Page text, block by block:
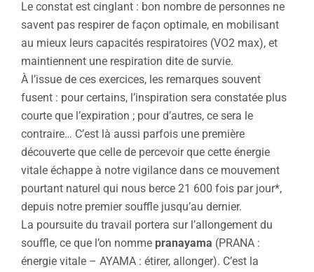
Le constat est cinglant : bon nombre de personnes ne
savent pas respirer de façon optimale, en mobilisant
au mieux leurs capacités respiratoires (VO2 max), et
maintiennent une respiration dite de survie.
À l’issue de ces exercices, les remarques souvent
fusent : pour certains, l’inspiration sera constatée plus
courte que l’expiration ; pour d’autres, ce sera le
contraire… C’est là aussi parfois une première
découverte que celle de percevoir que cette énergie
vitale échappe à notre vigilance dans ce mouvement
pourtant naturel qui nous berce 21 600 fois par jour*,
depuis notre premier souffle jusqu’au dernier.
La poursuite du travail portera sur l’allongement du
souffle, ce que l’on nomme pranayama (PRANA :
énergie vitale – AYAMA : étirer, allonger). C’est la